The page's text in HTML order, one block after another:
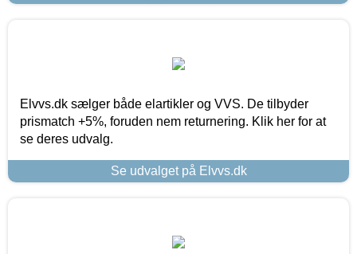
Elvvs.dk sælger både elartikler og VVS. De tilbyder
prismatch +5%, foruden nem returnering. Klik her for at
se deres udvalg.
Se udvalget på Elvvs.dk